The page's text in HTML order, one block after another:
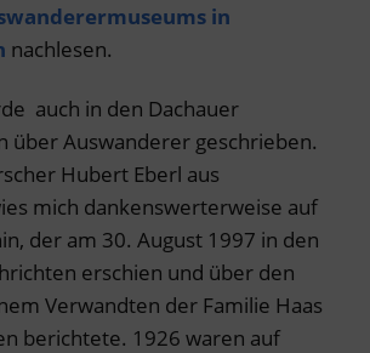
in
nachlesen.
auch in den Dachauer
über Auswanderer geschrieben.
Hubert Eberl aus
mich dankenswerterweise auf
der am 30. August 1997 in den
erschien und über den
Verwandten der Familie Haas
berichtete. 1926 waren auf